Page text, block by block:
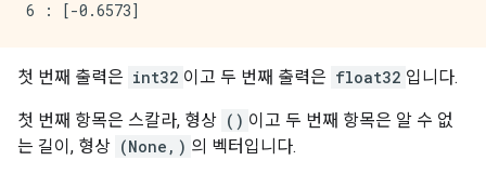
첫 번째 출력은 int32 이고 두 번째 출력은 float32 입니다.
첫 번째 항목은 스칼라, 형상 () 이고 두 번째 항목은 알 수 없
는 길이, 형상 (None,) 의 벡터입니다.